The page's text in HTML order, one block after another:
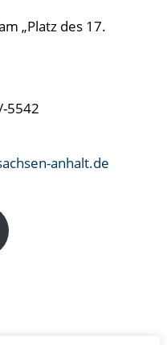
„Platz des 17.
5542
anhalt.de